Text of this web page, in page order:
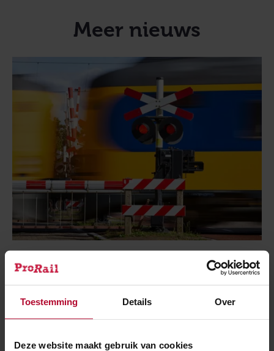
Toestemming Details Over
Deze website maakt gebruik van cookies
Meer nieuws
Fietser gewond na aanrijding met trein bij
2 oktober 2025